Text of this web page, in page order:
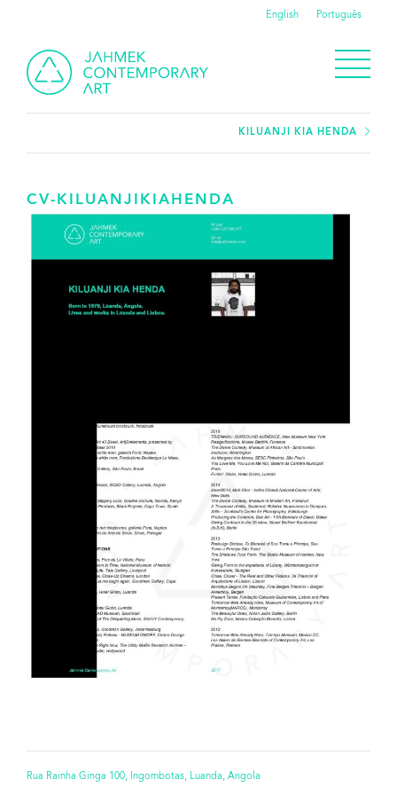
English Português
KILUANJI KIA HENDA
CV-KILUANJIKIAHENDA
Rua Rainha Ginga 100, Ingombotas, Luanda, Angola